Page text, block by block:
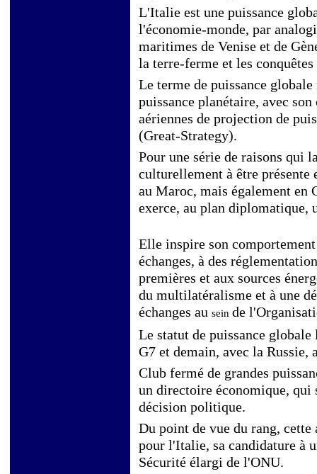
L'Italie est une puissance
l'économie-monde, par
maritimes de Venise et de
la terre-ferme et les
Le terme de puissance
puissance planétaire, avec
aériennes de projection de
(Great-Strategy).
Pour une série de raisons qui
culturellement à être présente
au Maroc, mais également
exerce, au plan diplomatique,
Elle inspire son
échanges, à des
premières et aux sources
du multilatéralisme et à une
échanges au sein de
Le statut de puissance
G7 et demain, avec la Russie,
Club fermé de grandes
un directoire économique, qui
décision politique.
Du point de vue du rang,
pour l'Italie, sa candidature à
Sécurité élargi de l'ONU.